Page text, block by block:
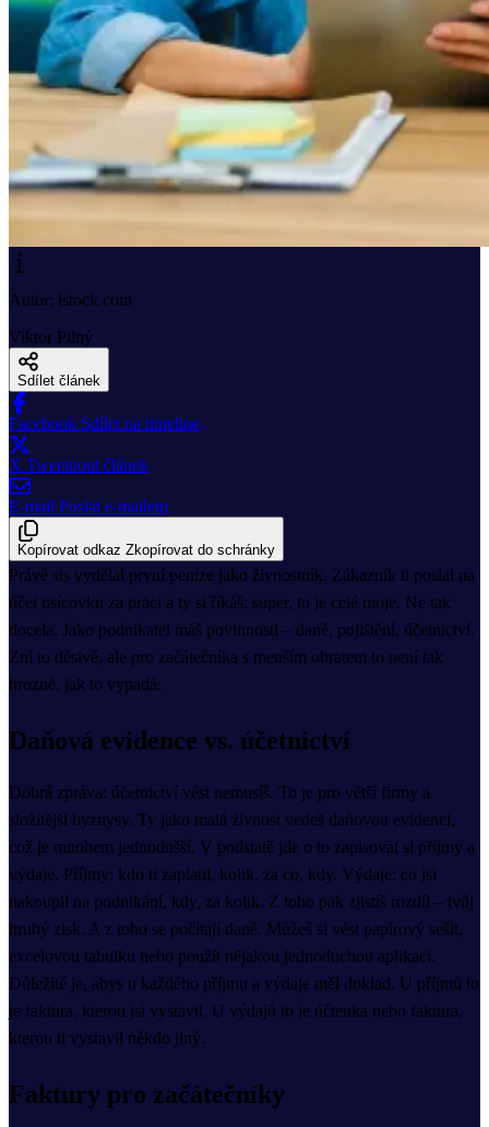
Autor: istock.com
Viktor Pilný
Sdílet článek
Facebook Sdílet na timeline
X Tweetnout článek
E-mail Poslat e-mailem
Kopírovat odkaz Zkopírovat do schránky
Právě sis vydělal první peníze jako živnostník. Zákazník ti poslal na
účet tisícovku za práci a ty si říkáš: super, to je celé moje. Ne tak
docela. Jako podnikatel máš povinnosti – daně, pojištění, účetnictví.
Zní to děsivě, ale pro začátečníka s menším obratem to není tak
hrozné, jak to vypadá.
Daňová evidence vs. účetnictví
Dobrá zpráva: účetnictví vést nemusíš. To je pro větší firmy a
složitější byznysy. Ty jako malá živnost vedeš daňovou evidenci,
což je mnohem jednodušší. V podstatě jde o to zapisovat si příjmy a
výdaje. Příjmy: kdo ti zaplatil, kolik, za co, kdy. Výdaje: co jsi
nakoupil na podnikání, kdy, za kolik. Z toho pak zjistíš rozdíl – tvůj
hrubý zisk. A z toho se počítají daně. Můžeš si vést papírový sešit,
excelovou tabulku nebo použít nějakou jednoduchou aplikaci.
Důležité je, abys u každého příjmu a výdaje měl doklad. U příjmů to
je faktura, kterou jsi vystavil. U výdajů to je účtenka nebo faktura,
kterou ti vystavil někdo jiný.
Faktury pro začátečníky